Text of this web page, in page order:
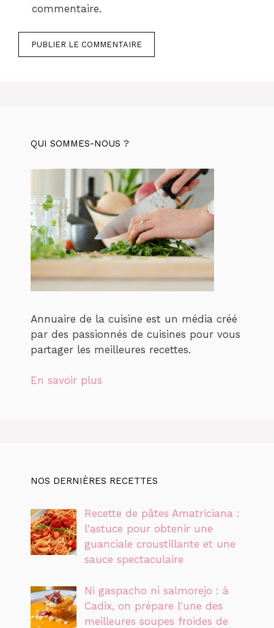
commentaire.
QUI SOMMES-NOUS ?
Annuaire de la cuisine est un média créé
par des passionnés de cuisines pour vous
partager les meilleures recettes.
En savoir plus
NOS DERNIÈRES RECETTES
Recette de pâtes Amatriciana :
l'astuce pour obtenir une
guanciale croustillante et une
sauce spectaculaire
Ni gaspacho ni salmorejo : à
Cadix, on prépare l'une des
meilleures soupes froides de